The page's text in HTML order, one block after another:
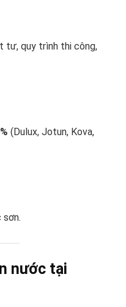
tư, quy trình thi công,
(Dulux, Jotun, Kova,
sơn.
nước tại